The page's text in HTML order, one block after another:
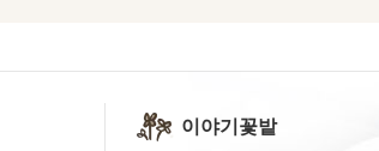
이야기꽃밭